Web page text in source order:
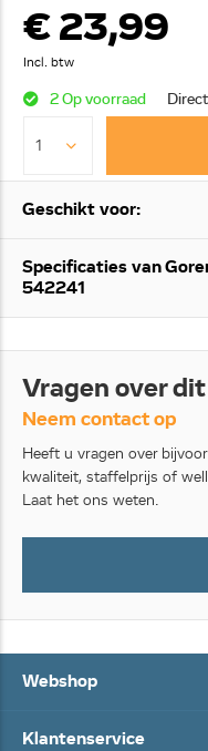
€ 23,99
Incl. btw
2 Op voorraad
Geschikt voor:
Specificaties van
542241
Vragen over
Neem contact op
Heeft u vragen over
kwaliteit, staffelprijs of
Laat het ons weten.
Webshop
Klantenservice